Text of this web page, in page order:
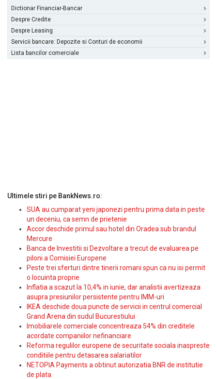
Dictionar Financiar-Bancar
Despre Credite
Despre Leasing
Servicii bancare: Depozite si Conturi de economii
Lista bancilor comerciale
Ultimele stiri pe BankNews.ro:
SUA au cumparat yeni japonezi pentru prima data in peste
un deceniu, ca semn de prietenie
Accor deschide primul sau hotel din Oradea sub brandul
Mercure
Banca de Investitii si Dezvoltare a trecut de evaluarea pe
piloni a Comisiei Europene
Peste trei sferturi dintre tinerii romani spun ca nu isi permit
o locuinta proprie
Inflatia a scazut la 10,4% in iunie, dar analistii avertizeaza
asupra presiunilor persistente pentru IMM-uri
IKEA deschide doua puncte de servicii in centrul comercial
Grand Arena din sudul Bucurestiului
Imobiliarele comerciale concentreaza 54% din creditele
acordate companiilor nefinanciare
Reforma regulilor europene de securitate sociala inaspreste
conditiile pentru detasarea salariatilor
NETOPIA Payments a obtinut autorizatia BNR de institutie
de plata